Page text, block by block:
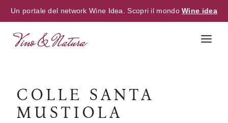
Un portale del network Wine Idea. Scopri il mondoWine idea
COLLE SANTA
MUSTIOLA